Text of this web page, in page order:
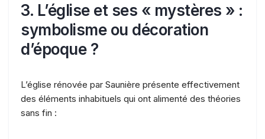
3. L’église et ses « mystères » :
symbolisme ou décoration
d’époque ?
L’église rénovée par Saunière présente effectivement
des éléments inhabituels qui ont alimenté des théories
sans fin :